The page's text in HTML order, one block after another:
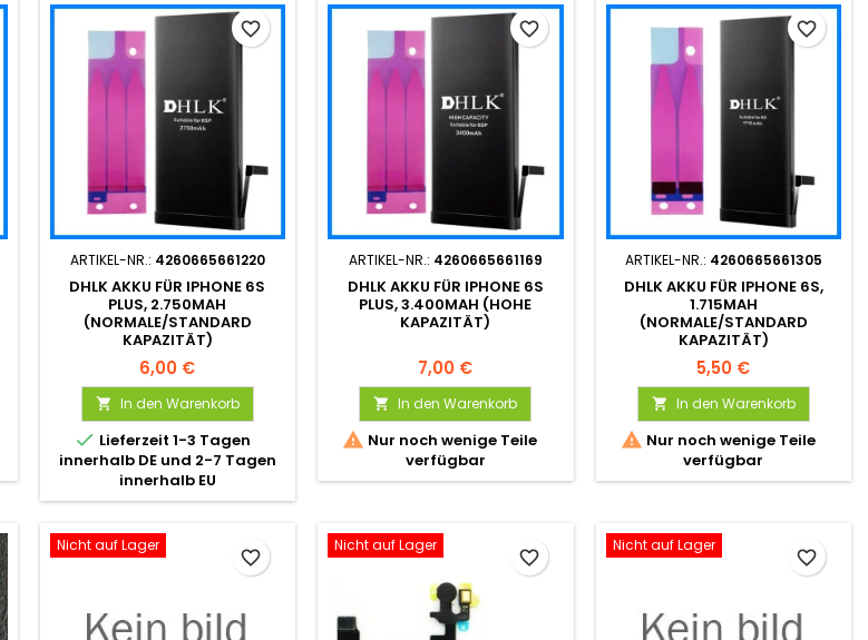
ARTIKEL-NR.: 4260665661220
DHLK AKKU FÜR IPHONE 6S
PLUS, 2.750MAH
(NORMALE/STANDARD
KAPAZITÄT)
6,00 €
 In den Warenkorb
 Lieferzeit 1-3 Tagen
innerhalb DE und 2-7 Tagen
innerhalb EU
favorite_border
ARTIKEL-NR.: 4260665661169
DHLK AKKU FÜR IPHONE 6S
PLUS, 3.400MAH (HOHE
KAPAZITÄT)
7,00 €
 In den Warenkorb
 Nur noch wenige Teile
verfügbar
favorite_border
ARTIKEL-NR.: 4260665661305
DHLK AKKU FÜR IPHONE 6S,
1.715MAH
(NORMALE/STANDARD
KAPAZITÄT)
5,50 €
 In den Warenkorb
 Nur noch wenige Teile
verfügbar
favorite_border
Nicht auf Lager
favorite_border
Nicht auf Lager
favorite_border
Nicht auf Lager
favorite_border